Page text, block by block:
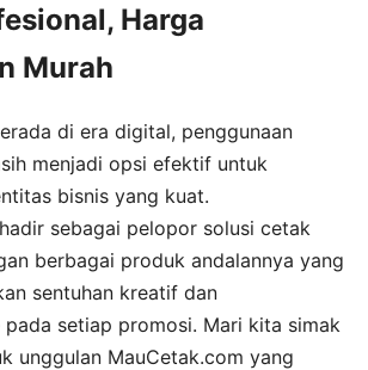
Harga
Murah
di era digital, penggunaan
menjadi opsi efektif untuk
bisnis yang kuat.
sebagai pelopor solusi cetak
berbagai produk andalannya yang
sentuhan kreatif dan
setiap promosi. Mari kita simak
unggulan MauCetak.com yang